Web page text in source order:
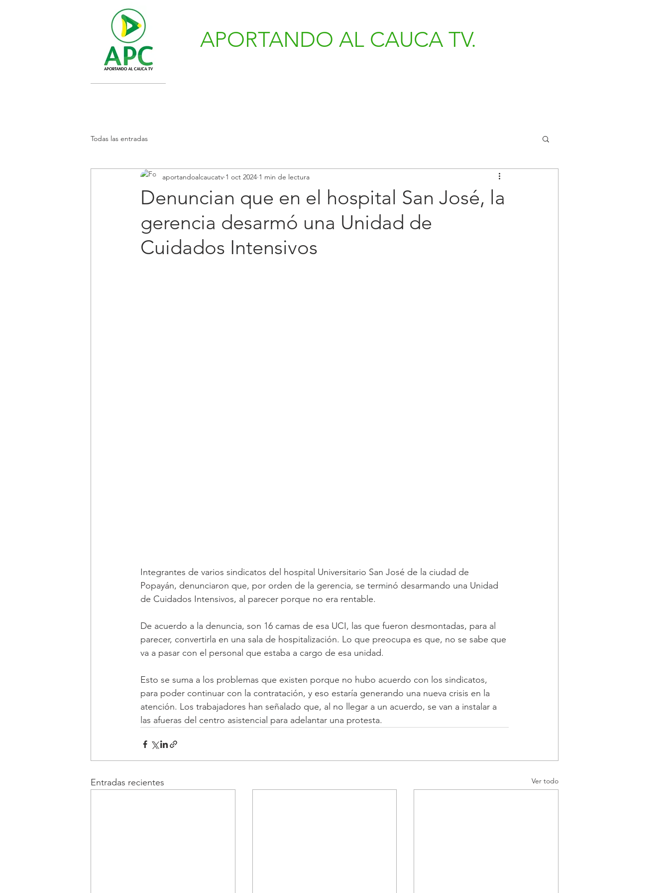
APORTANDO AL CAUCA TV.
Todas las entradas
Denuncian que en el hospital San José, la
gerencia desarmó una Unidad de
Cuidados Intensivos
aportandoalcaucatv 1 oct 2024 1 min de lectura
Integrantes de varios sindicatos del hospital Universitario San José de la ciudad de
Popayán, denunciaron que, por orden de la gerencia, se terminó desarmando una Unidad
de Cuidados Intensivos, al parecer porque no era rentable.
De acuerdo a la denuncia, son 16 camas de esa UCI, las que fueron desmontadas, para al
parecer, convertirla en una sala de hospitalización. Lo que preocupa es que, no se sabe que
va a pasar con el personal que estaba a cargo de esa unidad.
Esto se suma a los problemas que existen porque no hubo acuerdo con los sindicatos,
para poder continuar con la contratación, y eso estaría generando una nueva crisis en la
atención. Los trabajadores han señalado que, al no llegar a un acuerdo, se van a instalar a
las afueras del centro asistencial para adelantar una protesta.
Entradas recientes Ver todo